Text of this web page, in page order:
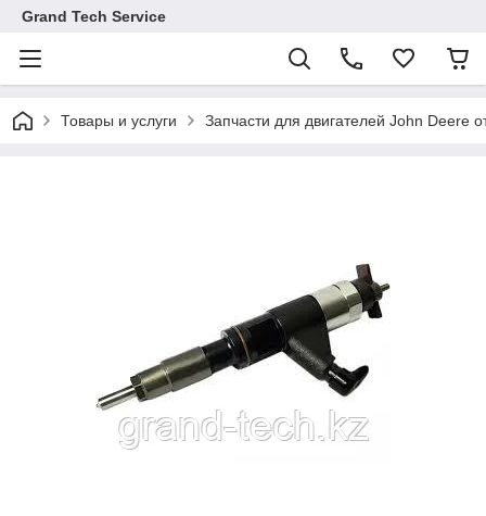
Grand Tech Service
Товары и услуги Запчасти для двигателей John Deere